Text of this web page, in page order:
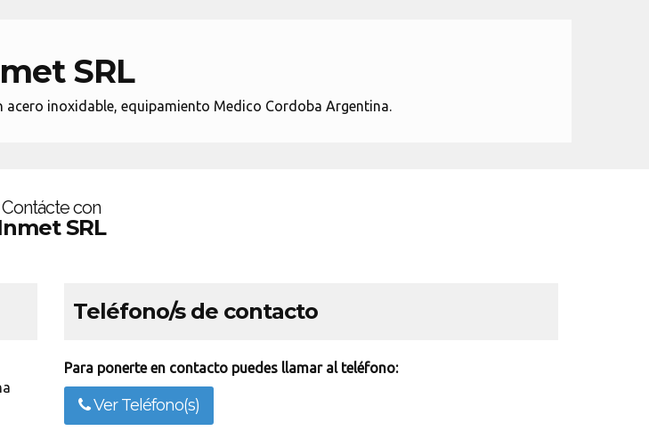
SRL
acero inoxidable, equipamiento Medico Cordoba Argentina.
Contácte con
SRL
Teléfono/s de contacto
Para ponerte en contacto puedes llamar al teléfono:
Ver Teléfono(s)